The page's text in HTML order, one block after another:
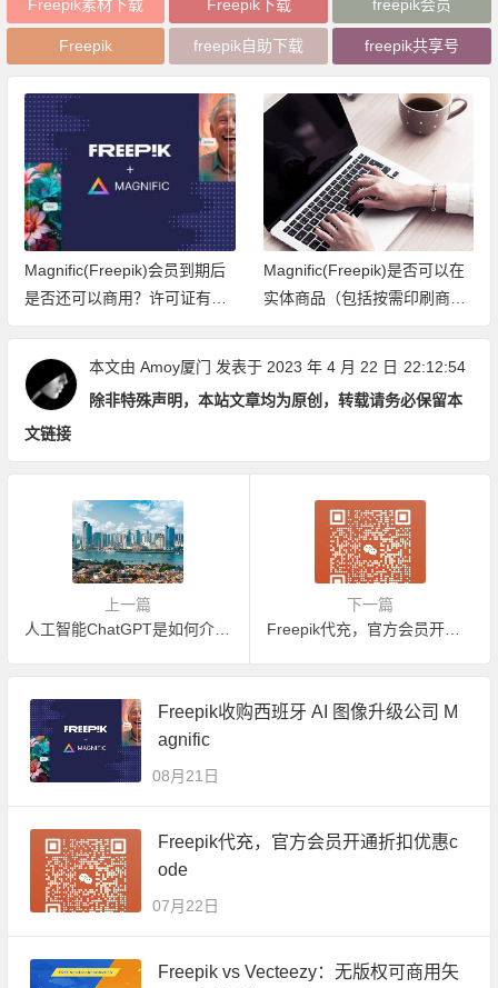
Freepik素材下载 Freepik下载 freepik会员
Freepik freepik自助下载 freepik共享号
Magnific(Freepik)会员到期后
是否还可以商用？许可证有有
效期吗？
Magnific(Freepik)是否可以在
实体商品（包括按需印刷商
品）上商业使用
本文由 Amoy厦门 发表于 2023 年 4 月 22 日 22:12:54
除非特殊声明，本站文章均为原创，转载请务必保留本
文链接
上一篇
人工智能ChatGPT是如何介绍厦门的
下一篇
Freepik代充，官方会员开通折扣优惠code
Freepik收购西班牙 AI 图像升级公司 M
agnific
08月21日
Freepik代充，官方会员开通折扣优惠c
ode
07月22日
Freepik vs Vecteezy：无版权可商用矢